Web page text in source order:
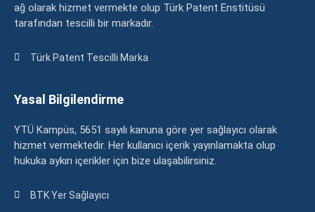
ağ olarak hizmet vermekte olup Türk Patent Enstitüsü
tarafından tescilli bir markadır.
Türk Patent Tescilli Marka
Yasal Bilgilendirme
YTÜ Kampüs, 5651 sayılı kanuna göre yer sağlayıcı olarak
hizmet vermektedir. Her kullanıcı içerik yayınlamakta olup
hukuka aykırı içerikler için bize ulaşabilirsiniz.
BTK Yer Sağlayıcı